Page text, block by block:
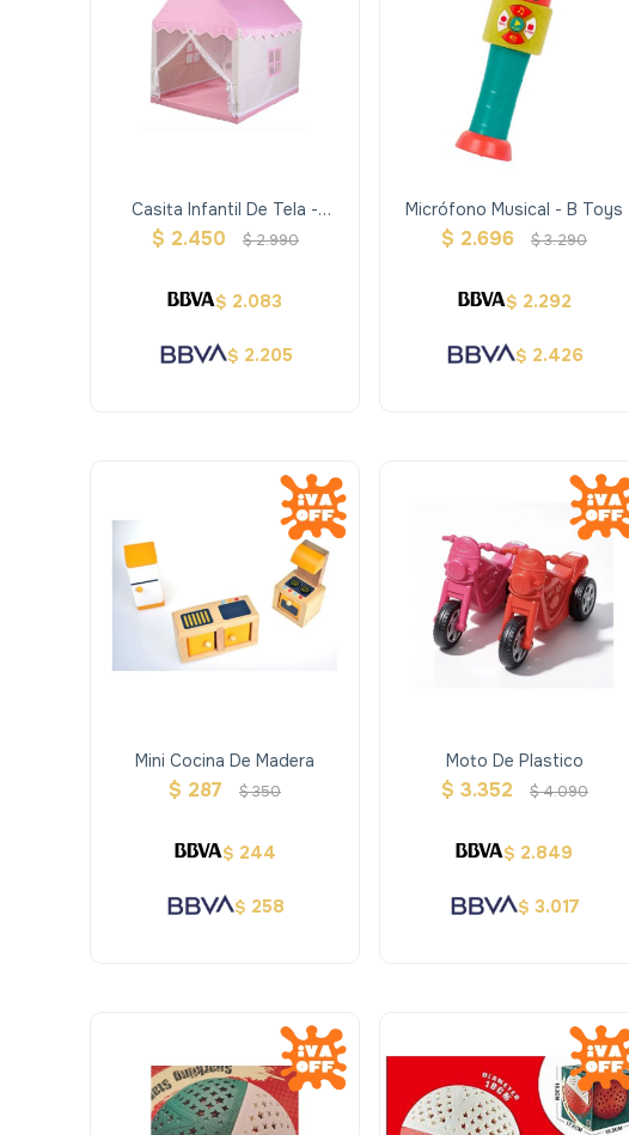
Casita Infantil De Tela -
Rosada
$ 2.450 $2.990
$ 2.083
$ 2.205
Micrófono Musical - B Toys
$ 2.696 $3.290
$ 2.292
$ 2.426
Mini Cocina De Madera
$ 287 $350
$ 244
$ 258
Moto De Plastico
$ 3.352 $4.090
$ 2.849
$ 3.017